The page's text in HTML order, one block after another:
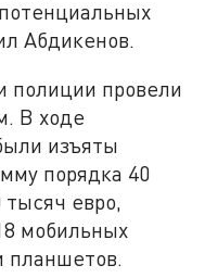
Абдикенов.
полиции провели
В ходе
изъяты
порядка 40
евро,
мобильных
планшетов.